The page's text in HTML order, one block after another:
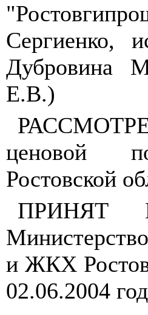
Сергиенко,
Дубровина
Е.В.)
ценовой
Ростовской
ПРИНЯТ
и ЖКХ
02.06.2004